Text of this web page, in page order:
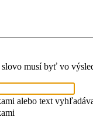
slovo musí byť vo
alebo text